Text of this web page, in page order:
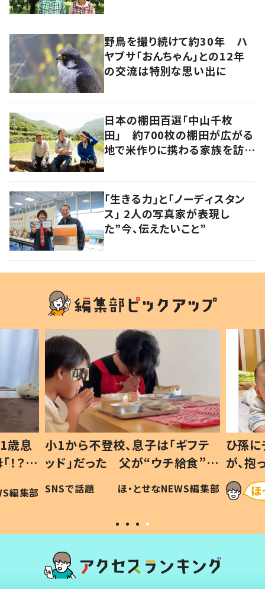
野鳥を撮り続けて約30年 ハ
ヤブサ「おんちゃん」との12年
の交流は特別な思い出に
日本の棚田百選「中山千枚
田」 約700枚の棚田が広がる
地で米作りに携わる家族を訪ね
「生きる力」と「ノーディスタン
ス」 2人の写真家が表現し
た”今、伝えたいこと”
歳息
？」
編集部
小1から不登校、息子は「ギフテ
ッド」だった 父が“ウチ給食”を
作り続ける理由とは #令和の親
#令和の子
SNSで話題 ほ・とせなNEWS編集部
ひ孫
が、
「涙が
い」